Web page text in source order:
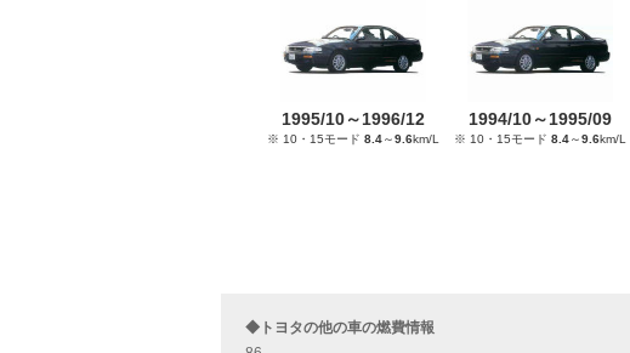
1995/10～1996/12
※ 10・15モード 8.4～9.6km/L
1994/10～1995/09
※ 10・15モード 8.4～9.6km/L
◆トヨタの他の車の燃費情報